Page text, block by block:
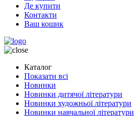
Де купити
Контакти
Ваш кошик
Каталог
Показати всі
Новинки
Новинки дитячої літератури
Новинки художньої літератури
Новинки навчальної літератури